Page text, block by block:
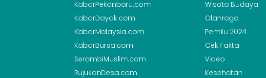
KabarPekanbaru.com
KabarDayak.com
KabarMalaysia.com
KabarBursa.com
SerambiMuslim.com
RujukanDesa.com
Wisata Budaya
Olahraga
Pemilu 2024
Cek Fakta
Video
Kesehatan